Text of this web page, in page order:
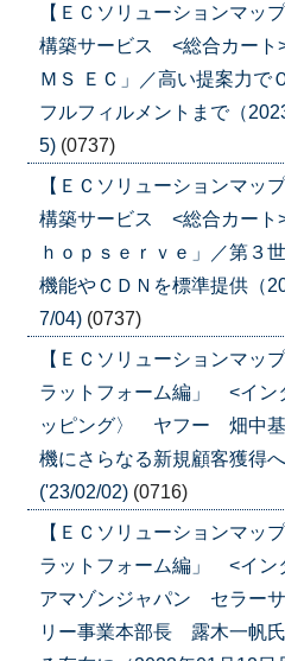
【ＥＣソリューションマッ
構築サービス <総合カート
ＭＳ ＥＣ」／高い提案力で
フルフィルメントまで（
5) (0737)
【ＥＣソリューションマッ
構築サービス <総合カート
ｈｏｐｓｅｒｖｅ」／第３
機能やＣＤＮを標準提供（
7/04) (0737)
【ＥＣソリューションマ
ラットフォーム編」 <イン
ッピング〉 ヤフー 畑中基
機にさらなる新規顧客獲得
('23/02/02) (0716)
【ＥＣソリューションマ
ラットフォーム編」 <イン
アマゾンジャパン セラー
リー事業本部長 露木一帆